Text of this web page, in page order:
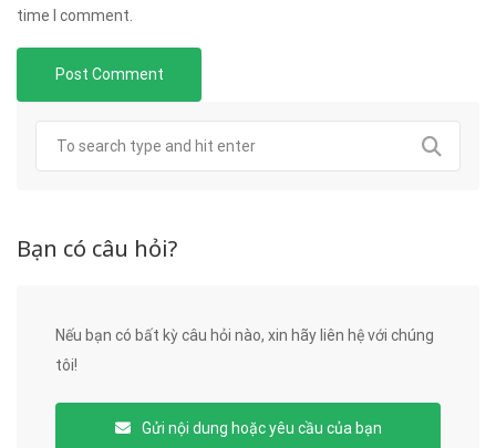
time I comment.
Bạn có câu hỏi?
Nếu bạn có bất kỳ câu hỏi nào, xin hãy liên hệ với chúng
tôi!
Gửi nội dung hoặc yêu cầu của bạn